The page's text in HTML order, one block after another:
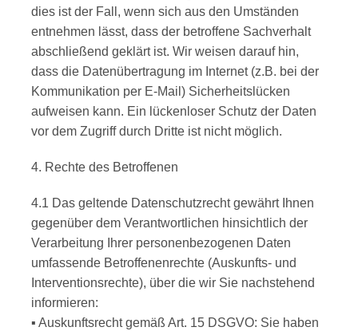
dies ist der Fall, wenn sich aus den Umständen
entnehmen lässt, dass der betroffene Sachverhalt
abschließend geklärt ist. Wir weisen darauf hin,
dass die Datenübertragung im Internet (z.B. bei der
Kommunikation per E-Mail) Sicherheitslücken
aufweisen kann. Ein lückenloser Schutz der Daten
vor dem Zugriff durch Dritte ist nicht möglich.
4. Rechte des Betroffenen
4.1 Das geltende Datenschutzrecht gewährt Ihnen
gegenüber dem Verantwortlichen hinsichtlich der
Verarbeitung Ihrer personenbezogenen Daten
umfassende Betroffenenrechte (Auskunfts- und
Interventionsrechte), über die wir Sie nachstehend
informieren:
▪ Auskunftsrecht gemäß Art. 15 DSGVO: Sie haben